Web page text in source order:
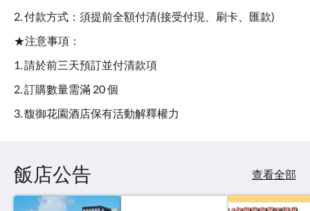
2. 付款方式：須提前全額付清(接受付現、刷卡、匯款)
★注意事項：
1. 請於前三天預訂並付清款項
2. 訂購數量需滿 20 個
3. 馥御花園酒店保有活動解釋權力
飯店公告 查看全部